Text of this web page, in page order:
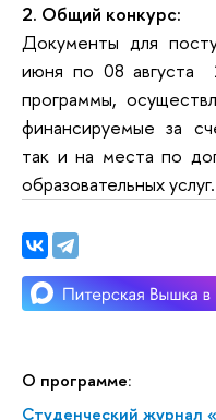
О программе:
Студенческий журнал
2. Общий конкурс:
Документы для
июня по 08 августа
программы,
финансируемые за
так и на места по
образовательных услуг.